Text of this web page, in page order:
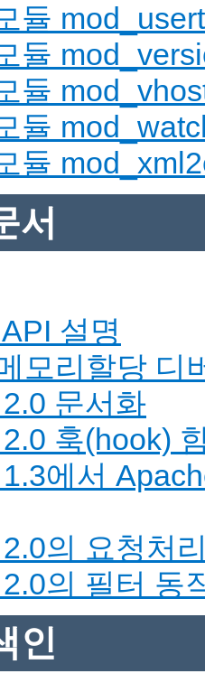
듈
듈
듈
듈
듈
서
설명
모리할당 디
문서화
훅(hook)
에서
의 요청처
의 필터 동
인